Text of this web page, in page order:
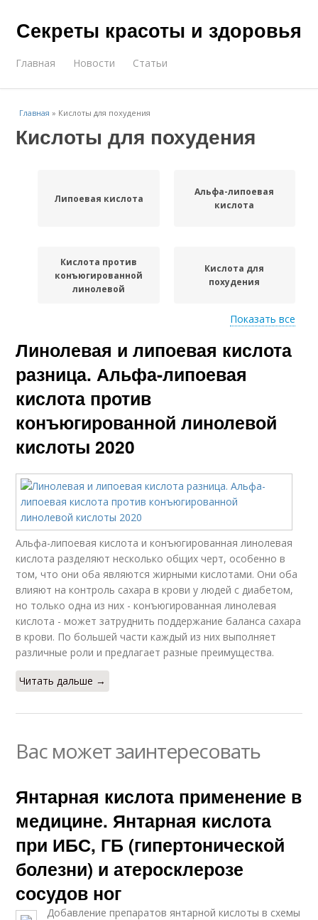
Секреты красоты и здоровья
Главная Новости Статьи
Главная » Кислоты для похудения
Кислоты для похудения
Липоевая кислота
Альфа-липоевая
кислота
Кислота против
конъюгированной
линолевой
Кислота для
похудения
Кислота в
бодибилдинге
Кислота для печени
Показать все
Линолевая и липоевая кислота
разница. Альфа-липоевая
кислота против
конъюгированной линолевой
кислоты 2020
Альфа-липоевая кислота и конъюгированная линолевая
кислота разделяют несколько общих черт, особенно в
том, что они оба являются жирными кислотами. Они оба
влияют на контроль сахара в крови у людей с диабетом,
но только одна из них - конъюгированная линолевая
кислота - может затруднить поддержание баланса сахара
в крови. По большей части каждый из них выполняет
различные роли и предлагает разные преимущества.
Читать дальше →
Вас может заинтересовать
Янтарная кислота применение в
медицине. Янтарная кислота
при ИБС, ГБ (гипертонической
болезни) и атеросклерозе
сосудов ног
Добавление препаратов янтарной кислоты в схемы